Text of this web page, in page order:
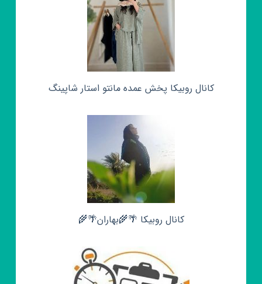
کانال روبیکا پخش عمده مانتو استار شاپینگ
کانال روبیکا 🌴🌾بهاران🌴🌾